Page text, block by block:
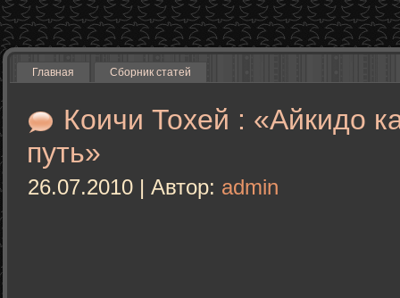
Главная Сборник статей
Коичи Тохей : «Айкидо
путь»
26.07.2010 | Автор: admin